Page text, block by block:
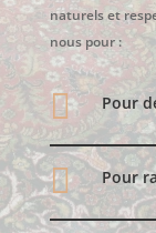
naturels et
nous pour :
 Pour
 Pour